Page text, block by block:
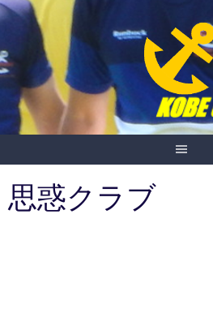
Skip
content
思惑クラブ